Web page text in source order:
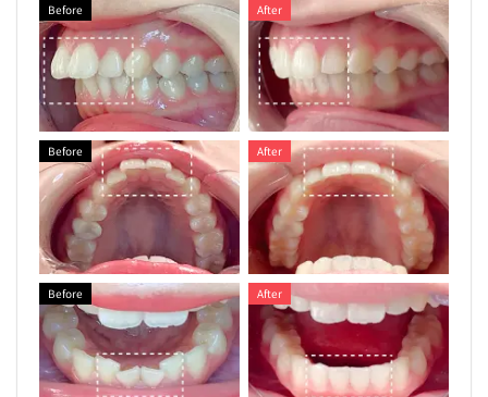
Before After
Before After
Before After